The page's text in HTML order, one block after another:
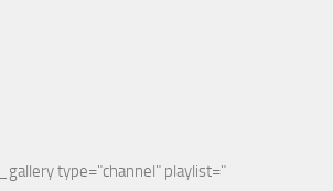
type="channel" playlist="